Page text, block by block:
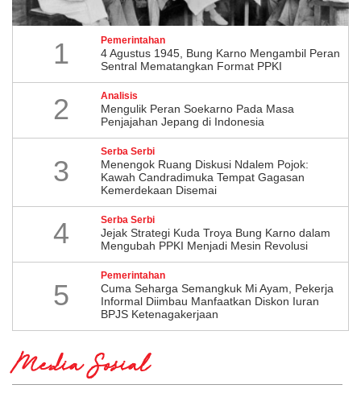
1 Pemerintahan
4 Agustus 1945, Bung Karno Mengambil Peran
Sentral Mematangkan Format PPKI
2 Analisis
Mengulik Peran Soekarno Pada Masa
Penjajahan Jepang di Indonesia
3
Serba Serbi
Menengok Ruang Diskusi Ndalem Pojok:
Kawah Candradimuka Tempat Gagasan
Kemerdekaan Disemai
4 Serba Serbi
Jejak Strategi Kuda Troya Bung Karno dalam
Mengubah PPKI Menjadi Mesin Revolusi
5
Pemerintahan
Cuma Seharga Semangkuk Mi Ayam, Pekerja
Informal Diimbau Manfaatkan Diskon Iuran
BPJS Ketenagakerjaan
Media Sosial